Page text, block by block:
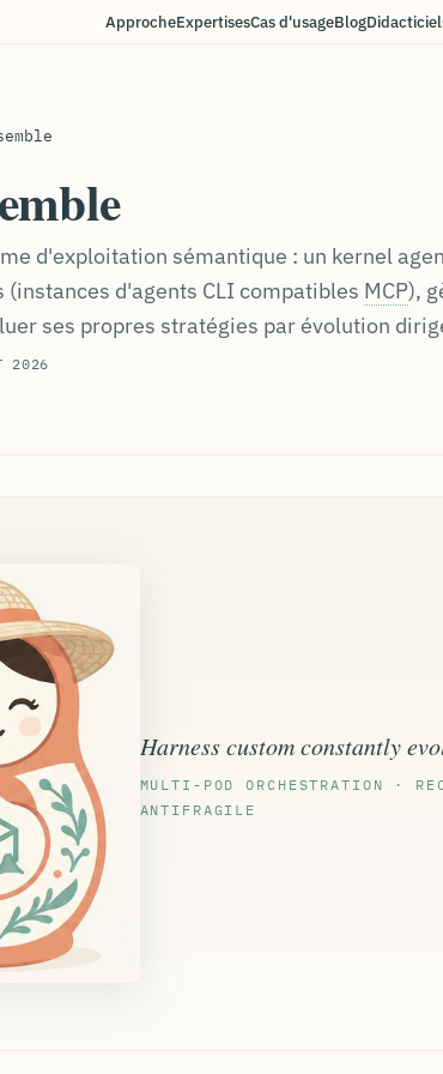
ApprocheExpertisesCas d'usageBlog
d'exploitation sémantique : un kernel
(instances d'agents CLI compatibles MCP),
ses propres stratégies par évolution
2026
Harness custom constantly
MULTI-POD ORCHESTRATION ·
ANTIFRAGILE